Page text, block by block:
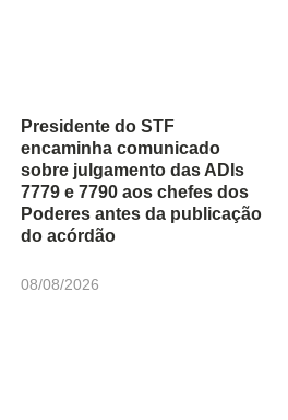
Presidente do STF
encaminha comunicado
sobre julgamento das ADIs
7779 e 7790 aos chefes dos
Poderes antes da publicação
do acórdão
08/08/2026